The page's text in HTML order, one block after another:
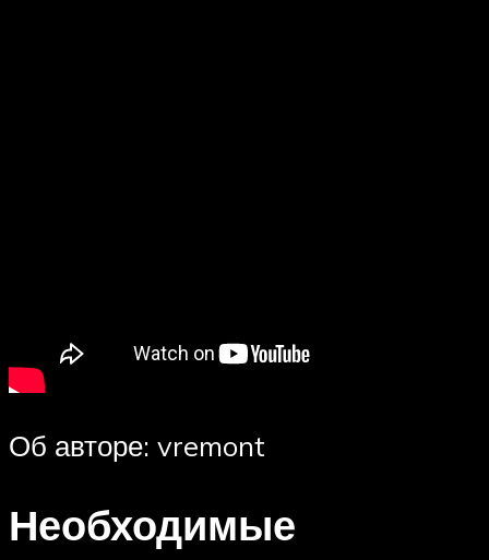
Об авторе: vremont
Необходимые